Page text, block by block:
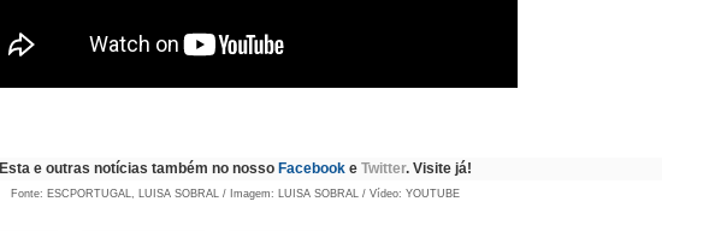
Esta e outras notícias também no nosso Facebooke Twitter. Visite já!
Fonte: ESCPORTUGAL, LUISA SOBRAL/ Imagem: LUISA SOBRAL / Vídeo: YOUTUBE